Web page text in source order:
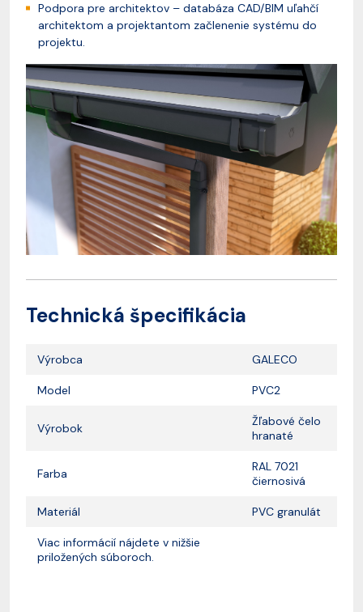
Podpora pre architektov – databáza CAD/BIM uľahčí
architektom a projektantom začlenenie systému do
projektu.
Technická špecifikácia
Výrobca GALECO
Model PVC2
Výrobok
Žľabové čelo
hranaté
Farba
RAL 7021
čiernosivá
Materiál PVC granulát
Viac informácií nájdete v nižšie
priložených súboroch.